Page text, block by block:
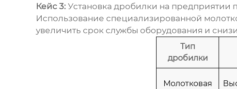
Кейс 3:Установка дробилки на предприятии
Использование специализированной
увеличить срок службы оборудования и
Тип
дробилки
Молотковая